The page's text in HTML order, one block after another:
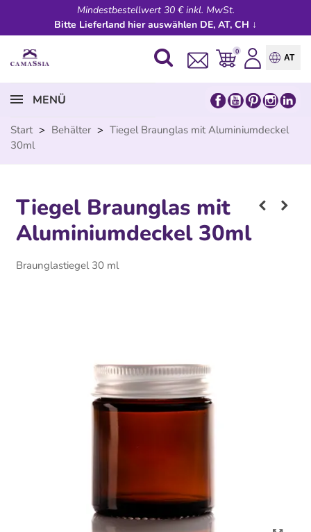
Mindestbestellwert 30 € inkl. MwSt.
Bitte Lieferland hier auswählen DE, AT, CH ↓
0
AT
MENÜ
Start > Behälter > Tiegel Braunglas mit Aluminiumdeckel
30ml
Tiegel Braunglas mit
Aluminiumdeckel 30ml
Braunglastiegel 30 ml